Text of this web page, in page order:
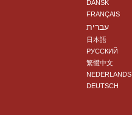
DANSK
FRANÇAIS
עברית
日本語
РУССКИЙ
繁體中文
NEDERLANDS
DEUTSCH